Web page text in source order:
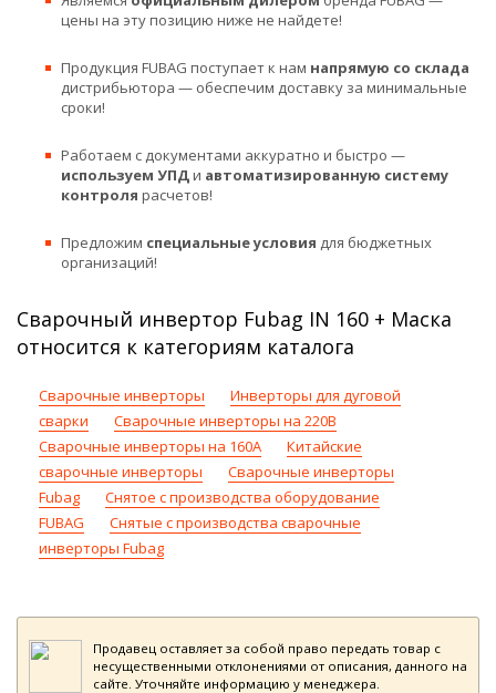
цены на эту позицию ниже не найдете!
Продукция FUBAG поступает к нам напрямую со склада
дистрибьютора — обеспечим доставку за минимальные
сроки!
Работаем с документами аккуратно и быстро —
используем УПДи автоматизированную систему
контроля расчетов!
Предложим специальные условия для бюджетных
организаций!
Сварочный инвертор Fubag IN 160 + Маска
относится к категориям каталога
Сварочные инверторы
Инверторы для дуговой
сварки
Сварочные инверторы на 220В
Сварочные инверторы на 160А
Китайские
сварочные инверторы
Сварочные инверторы
Fubag
Снятое с производства оборудование
FUBAG
Снятые с производства сварочные
инверторы Fubag
Продавец оставляет за собой право передать товар с
несущественными отклонениями от описания, данного на
сайте. Уточняйте информацию у менеджера.